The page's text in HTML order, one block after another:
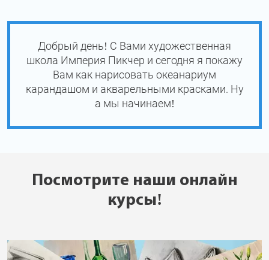
Добрый день! С Вами художественная
школа Империя Пикчер и сегодня я покажу
Вам как нарисовать океанариум
карандашом и акварельными красками. Ну
а мы начинаем!
Посмотрите наши онлайн
курсы!